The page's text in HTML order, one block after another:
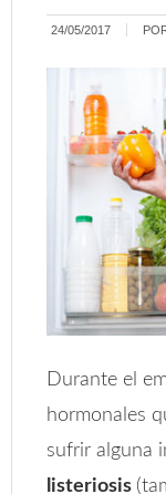
24/05/2017
Durante el
hormonales
sufrir alguna
listeriosis